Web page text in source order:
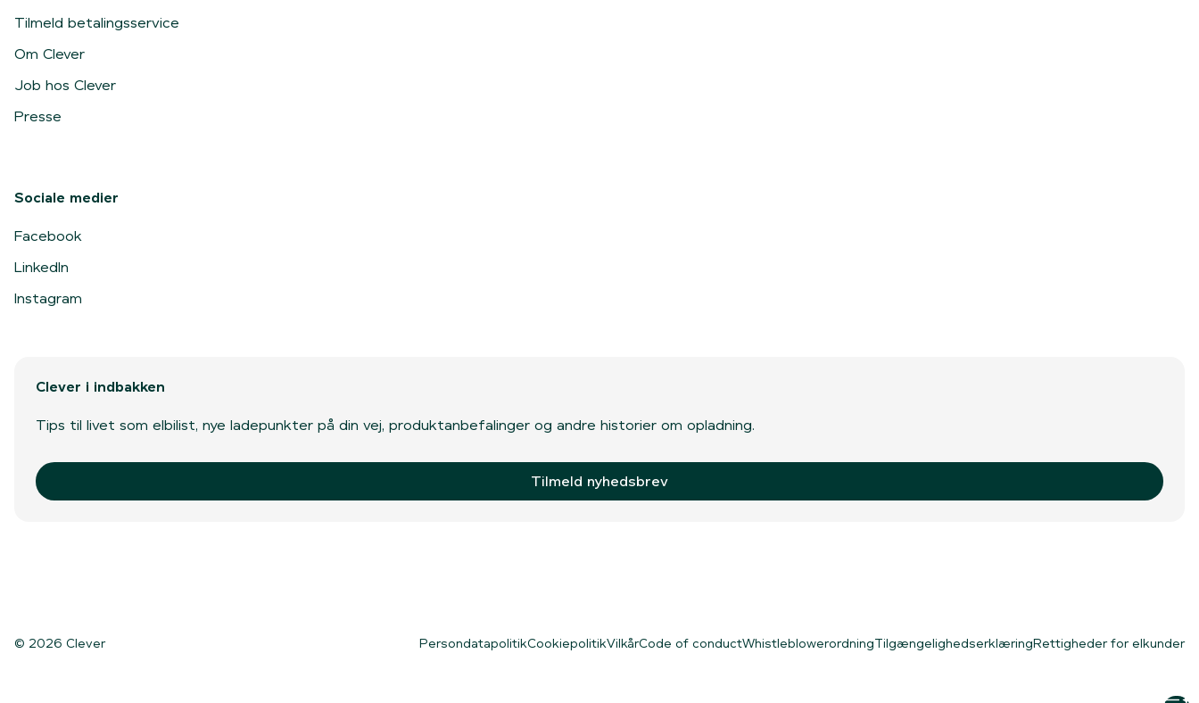
Tilmeld betalingsservice
Om Clever
Job hos Clever
Presse
Sociale medier
Facebook
LinkedIn
Instagram
Clever i indbakken
Tips til livet som elbilist, nye ladepunkter på din vej, produktanbefalinger og andre historier om opladning.
Tilmeld nyhedsbrev
© 2026 Clever PersondatapolitikCookiepolitikVilkårCode of conductWhistleblowerordningTilgængelighedserklæringRettigheder for elkunder